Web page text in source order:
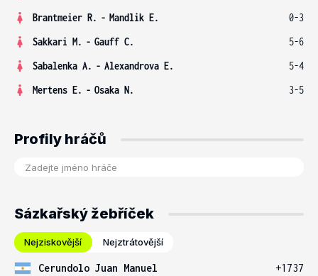
Brantmeier R. - Mandlik E.
0-3
Sakkari M. - Gauff C.
5-6
Sabalenka A. - Alexandrova E.
5-4
Mertens E. - Osaka N. 3-5
Profily hráčů
Sázkařský žebříček
Nejziskovější Nejztrátovější
Cerundolo Juan Manuel
+1737